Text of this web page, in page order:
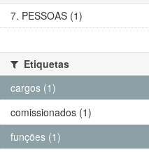
7. PESSOAS (1)
Etiquetas
cargos (1)
comissionados (1)
funções (1)